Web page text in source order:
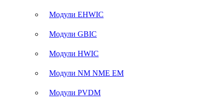
Модули EHWIC
Модули GBIC
Модули HWIC
Модули NM NME EM
Модули PVDM